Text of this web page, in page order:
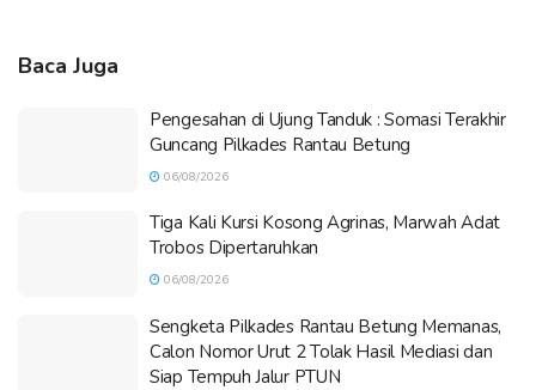
Baca Juga
Pengesahan di Ujung Tanduk : Somasi Terakhir
Guncang Pilkades Rantau Betung
06/08/2026
Tiga Kali Kursi Kosong Agrinas, Marwah Adat
Trobos Dipertaruhkan
06/08/2026
Sengketa Pilkades Rantau Betung Memanas,
Calon Nomor Urut 2 Tolak Hasil Mediasi dan
Siap Tempuh Jalur PTUN